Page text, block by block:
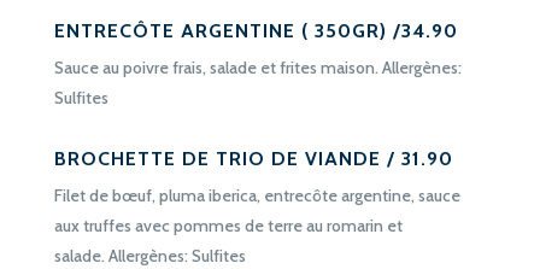
ENTRECÔTE ARGENTINE ( 350GR) /34.90
Sauce au poivre frais, salade et frites maison. Allergènes:
Sulfites
BROCHETTE DE TRIO DE VIANDE / 31.90
Filet de bœuf, pluma iberica, entrecôte argentine, sauce
aux truffes avec pommes de terre au romarin et
salade. Allergènes: Sulfites